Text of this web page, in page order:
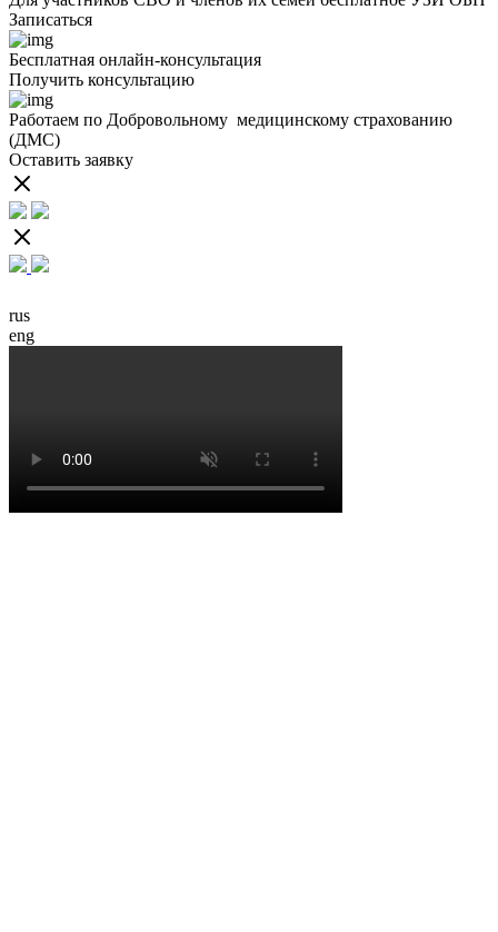
Записаться
Бесплатная онлайн-консультация
Получить консультацию
Работаем по Добровольному медицинскому страхованию
(ДМС)
Оставить заявку
rus
eng